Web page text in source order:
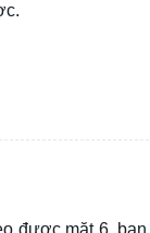
được mặt 6,